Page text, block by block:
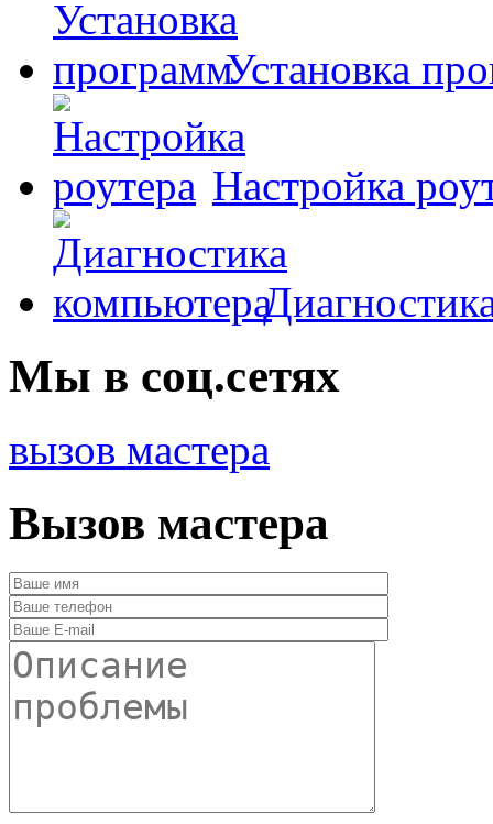
Установка
Настройка
Мы в соц.сетях
вызов мастера
Вызов мастера